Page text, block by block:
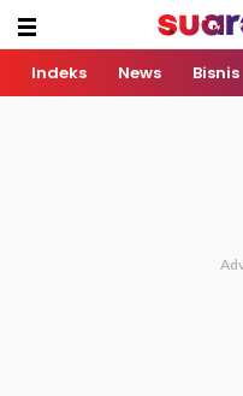
Indeks News Bisnis